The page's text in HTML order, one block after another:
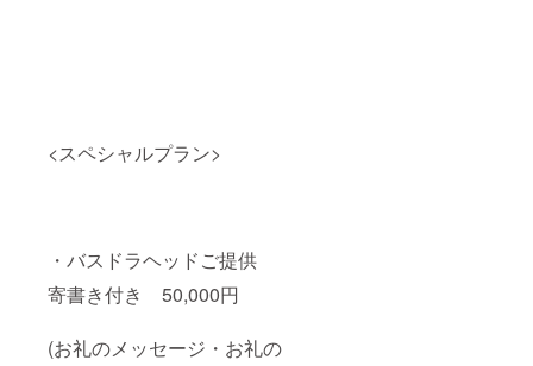
<スペシャルプラン>
・バスドラヘッドご提供
寄書き付き 50,000円
(お礼のメッセージ・お礼の